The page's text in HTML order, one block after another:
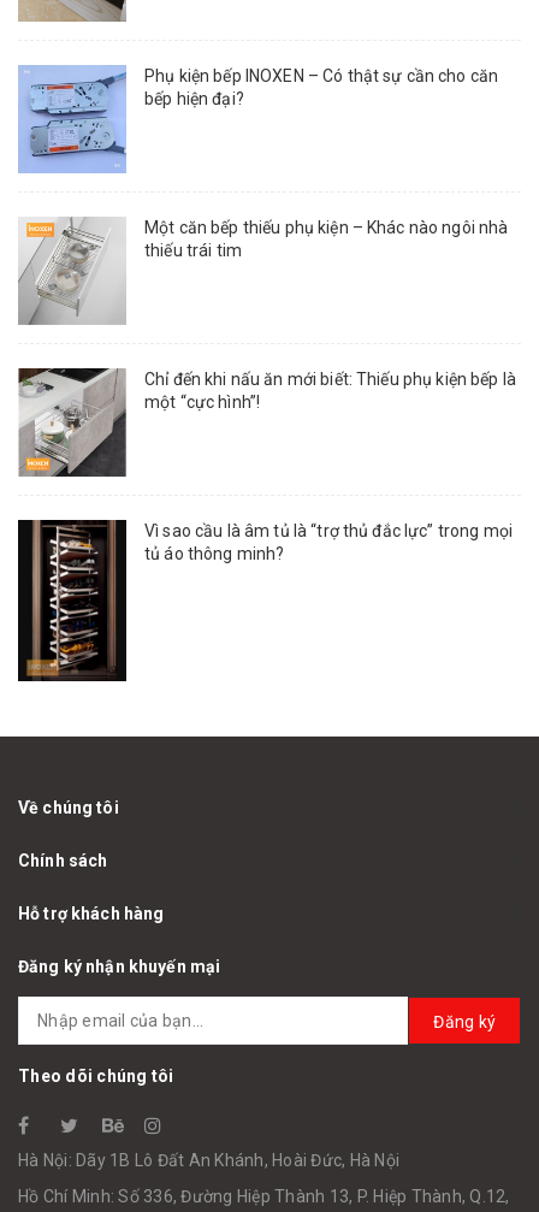
Phụ kiện bếp INOXEN – Có thật sự cần cho căn
bếp hiện đại?
Một căn bếp thiếu phụ kiện – Khác nào ngôi nhà
thiếu trái tim
Chỉ đến khi nấu ăn mới biết: Thiếu phụ kiện bếp là
một “cực hình”!
Vì sao cầu là âm tủ là “trợ thủ đắc lực” trong mọi
tủ áo thông minh?
Về chúng tôi
Chính sách
Hỗ trợ khách hàng
Đăng ký nhận khuyến mại
Đăng ký
Theo dõi chúng tôi
Hà Nội: Dãy 1B Lô Đất An Khánh, Hoài Đức, Hà Nội
Hồ Chí Minh: Số 336, Đường Hiệp Thành 13, P. Hiệp Thành, Q.12,